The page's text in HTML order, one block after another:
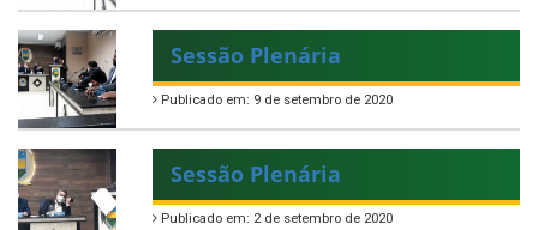
Sessão Plenária
Publicado em: 9 de setembro de 2020
Sessão Plenária
Publicado em: 2 de setembro de 2020